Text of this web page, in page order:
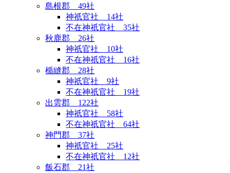
島根郡 49社
神祇官社 14社
不在神祇官社 35社
秋鹿郡 26社
神祇官社 10社
不在神祇官社 16社
楯縫郡 28社
神祇官社 9社
不在神祇官社 19社
出雲郡 122社
神祇官社 58社
不在神祇官社 64社
神門郡 37社
神祇官社 25社
不在神祇官社 12社
飯石郡 21社